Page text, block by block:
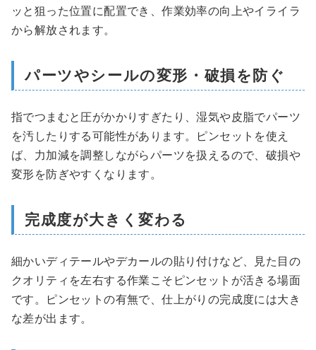
ッと狙った位置に配置でき、作業効率の向上やイライラ
から解放されます。
パーツやシールの変形・破損を防ぐ
指でつまむと圧がかかりすぎたり、湿気や皮脂でパーツ
を汚したりする可能性があります。ピンセットを使え
ば、力加減を調整しながらパーツを扱えるので、破損や
変形を防ぎやすくなります。
完成度が大きく変わる
細かいディテールやデカールの貼り付けなど、見た目の
クオリティを左右する作業こそピンセットが活きる場面
です。ピンセットの有無で、仕上がりの完成度には大き
な差が出ます。